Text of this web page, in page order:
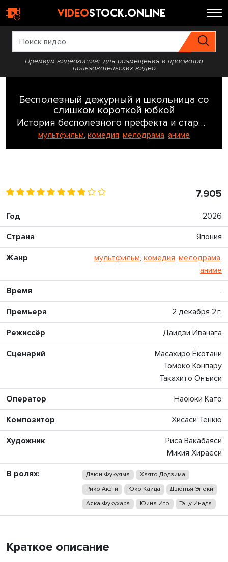
videostock.online
Премиум видеохостинг для размещения и просмотра
пользовательских видео
Бесполезный дежурный и школьница со
слишком короткой юбкой
История бесполезного префекта и старшеклассницы с неподходящей длиной юбки / The Klutzy Class Monitor and the Girl with the Short Skirt
мультфильм, комедия, мелодрама, аниме
7.905
Год 2026
Страна Япония
Жанр мультфильм, комедия, мелодрама,
аниме
Время .
Премьера 2 декабря 2 г.
Режиссёр Даидзи Иванага
Сценарий
Масахиро Ёкотани
Томоко Конпару
Такахито Онъиси
Оператор Наоюки Като
Композитор Хисаси Тенкю
Художник
Риса Вакабаяси
Микия Хираёси
В ролях: Дзюн Фукуяма
Хаято Додзима
Рико Акэти
Юко Каида
Дзюнъя Эноки
Аяка Фукухара
Юина Ито Тэцу Инада
Краткое описание